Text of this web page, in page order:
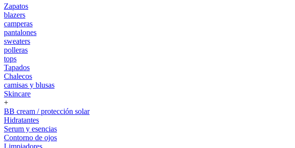
Zapatos
blazers
camperas
pantalones
sweaters
polleras
tops
Tapados
Chalecos
camisas y blusas
Skincare
+
BB cream / protección solar
Hidratantes
Serum y esencias
Contorno de ojos
Limpiadores